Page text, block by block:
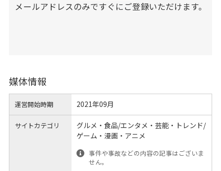
メールアドレスのみですぐにご登録いただけます。
媒体情報
運営開始時期 2021年09月
サイトカテゴリ
グルメ・食品/エンタメ・芸能・トレンド/
ゲーム・漫画・アニメ
事件や事故などの内容の記事はございま
せん。